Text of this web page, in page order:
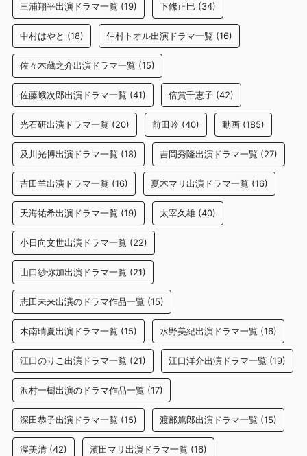
三浦翔平出演ドラマ一覧 (19) 下絛正巳 (34)
中村はやと (18) 仲村トオル出演ドラマ一覧 (16)
佐々木蔵之介出演ドラマ一覧 (15)
佐藤蛾次郎出演ドラマ一覧 (41) 倍賞千恵子 (42)
光石研出演ドラマ一覧 (20) 前田吟 (40) 動画 (185)
及川光博出演ドラマ一覧 (18) 吉岡秀隆出演ドラマ一覧 (27)
吉田羊出演ドラマ一覧 (16) 夏木マリ出演ドラマ一覧 (16)
天海祐希出演ドラマ一覧 (19) 太宰久雄 (40)
小日向文世出演ドラマ一覧 (22)
山口紗弥加出演ドラマ一覧 (21)
志田未来出演のドラマ作品一覧 (15)
木南晴夏出演ドラマ一覧 (15) 水野美紀出演ドラマ一覧 (16)
江口のりこ出演ドラマ一覧 (21) 江口洋介出演ドラマ一覧 (19)
沢村一樹出演のドラマ作品一覧 (17)
深田恭子出演ドラマ一覧 (15) 渡部篤郎出演ドラマ一覧 (15)
渥美清 (42) 濱田マリ出演ドラマ一覧 (16)